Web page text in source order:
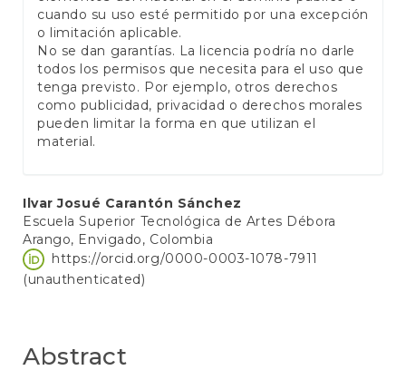
cuando su uso esté permitido por una excepción
o limitación aplicable.
No se dan garantías. La licencia podría no darle
todos los permisos que necesita para el uso que
tenga previsto. Por ejemplo, otros derechos
como publicidad, privacidad o derechos morales
pueden limitar la forma en que utilizan el
material.
Main
Article
Content
Ilvar Josué Carantón Sánchez
Escuela Superior Tecnológica de Artes Débora
Arango, Envigado, Colombia
https://orcid.org/0000-0003-1078-7911
(unauthenticated)
Abstract